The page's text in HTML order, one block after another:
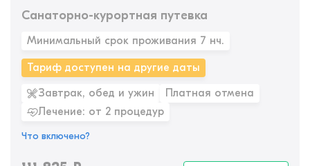
Санаторно-курортная путевка
Минимальный срок проживания 7 нч.
Тариф доступен на другие даты
Завтрак, обед и ужин
Платная отмена
Лечение: от 2 процедур
Что включено?